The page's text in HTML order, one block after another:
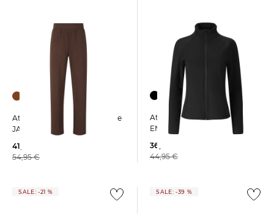
Athlecia | Damen Sweathose
JACEY
41,69 €
54,95 €
Athlecia | Damen Midlayer
EMARRI
36,99 €
44,95 €
SALE: -21 % SALE: -39 %